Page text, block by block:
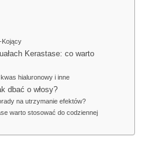
Kojący
Kerastase: co warto
hialuronowy i inne
dbać o włosy?
na utrzymanie efektów?
warto stosować do codziennej